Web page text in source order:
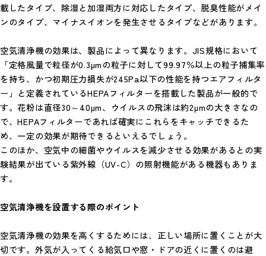
載したタイプ、除湿と加湿両方に対応したタイプ、脱臭性能がメイ
ンのタイプ、マイナスイオンを発生させるタイプなどがあります。
空気清浄機の効果は、製品によって異なります。JIS規格において
「定格風量で粒径が0.3µmの粒子に対して99.97％以上の粒子捕集率
を持ち、かつ初期圧力損失が245Pa以下の性能を持つエアフィルタ
ー」と定義されているHEPAフィルターを搭載した製品が一般的で
す。花粉は直径30～40µm、ウイルスの飛沫は約2µmの大きさなの
で、HEPAフィルターであれば確実にこれらをキャッチできるた
め、一定の効果が期待できるといえるでしょう。
このほか、空気中の細菌やウイルスを減少させる効果があるとの実
験結果が出ている紫外線（UV-C）の照射機能がある機器もありま
す。
空気清浄機を設置する際のポイント
空気清浄機の効果を高くするためには、正しい場所に置くことが大
切です。外気が入ってくる給気口や窓・ドアの近くに置くのは避